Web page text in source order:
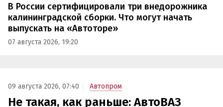
В России сертифицировали три внедорожника
калининградской сборки. Что могут начать
выпускать на «Автоторе»
07 августа 2026, 19:20
09 августа 2026, 07:40 Автопром
Не такая, как раньше: АвтоВАЗ